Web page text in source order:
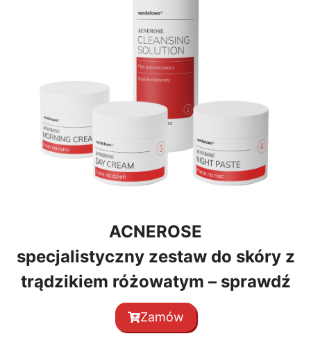
ACNEROSE
specjalistyczny zestaw do skóry z
trądzikiem różowatym – sprawdź
Zamów